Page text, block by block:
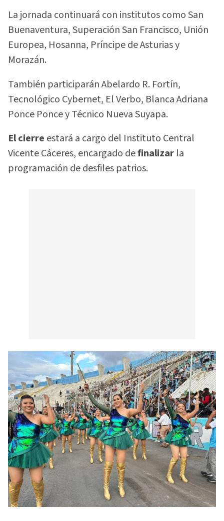
La jornada continuará con institutos como San
Buenaventura, Superación San Francisco, Unión
Europea, Hosanna, Príncipe de Asturias y
Morazán.
También participarán Abelardo R. Fortín,
Tecnológico Cybernet, El Verbo, Blanca Adriana
Ponce Ponce y Técnico Nueva Suyapa.
El cierre estará a cargo del Instituto Central
Vicente Cáceres, encargado definalizar la
programación de desfiles patrios.